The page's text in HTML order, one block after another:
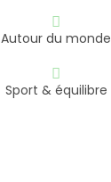
Autour du monde
Sport & équilibre